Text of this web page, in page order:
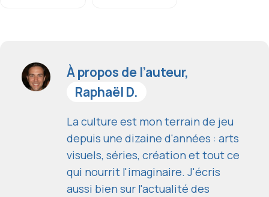
À propos de l’auteur,
Raphaël D.
La culture est mon terrain de jeu
depuis une dizaine d'années : arts
visuels, séries, création et tout ce
qui nourrit l'imaginaire. J'écris
aussi bien sur l'actualité des